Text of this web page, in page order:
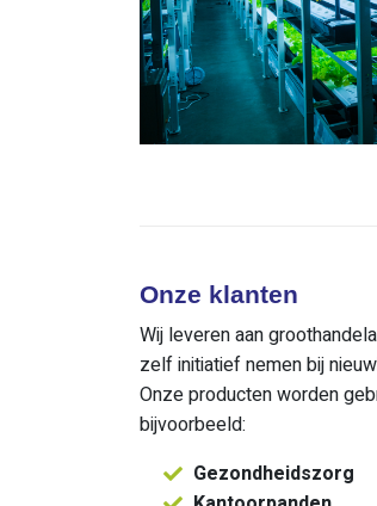
Onze klanten
Wij leveren aan
zelf initiatief nemen bij
Onze producten worden
bijvoorbeeld:
Gezondheidszorg